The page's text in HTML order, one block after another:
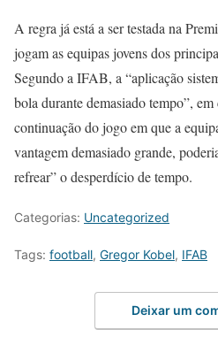
A regra já está a ser testada na
jogam as equipas jovens dos
Segundo a IFAB, a “aplicação
bola durante demasiado tempo”,
continuação do jogo em que a
vantagem demasiado grande,
refrear” o desperdício de tempo.
Categorias: Uncategorized
Tags: football, Gregor Kobel, IFAB
Deixar um